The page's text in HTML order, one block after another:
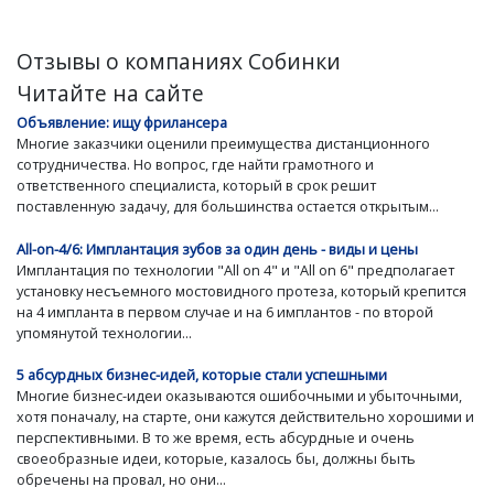
Отзывы о компаниях Собинки
Читайте на сайте
Объявление: ищу фрилансера
Многие заказчики оценили преимущества дистанционного
сотрудничества. Но вопрос, где найти грамотного и
ответственного специалиста, который в срок решит
поставленную задачу, для большинства остается открытым...
All-on-4/6: Имплантация зубов за один день - виды и цены
Имплантация по технологии "All on 4" и "All on 6" предполагает
установку несъемного мостовидного протеза, который крепится
на 4 импланта в первом случае и на 6 имплантов - по второй
упомянутой технологии...
5 абсурдных бизнес-идей, которые стали успешными
Многие бизнес-идеи оказываются ошибочными и убыточными,
хотя поначалу, на старте, они кажутся действительно хорошими и
перспективными. В то же время, есть абсурдные и очень
своеобразные идеи, которые, казалось бы, должны быть
обречены на провал, но они...